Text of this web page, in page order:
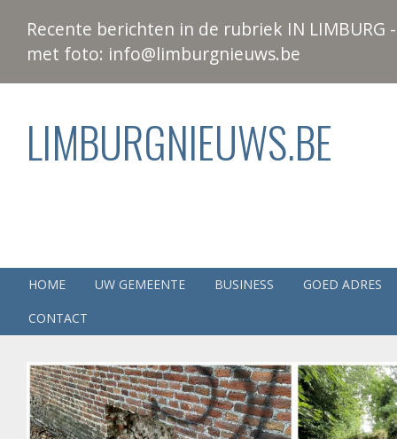
Recente berichten in de rubriek IN
met foto: info@limburgnieuws.be
LIMBURGNIEUWS.BE
HOME UW GEMEENTE BUSINESS
GOED ADRES
CONTACT